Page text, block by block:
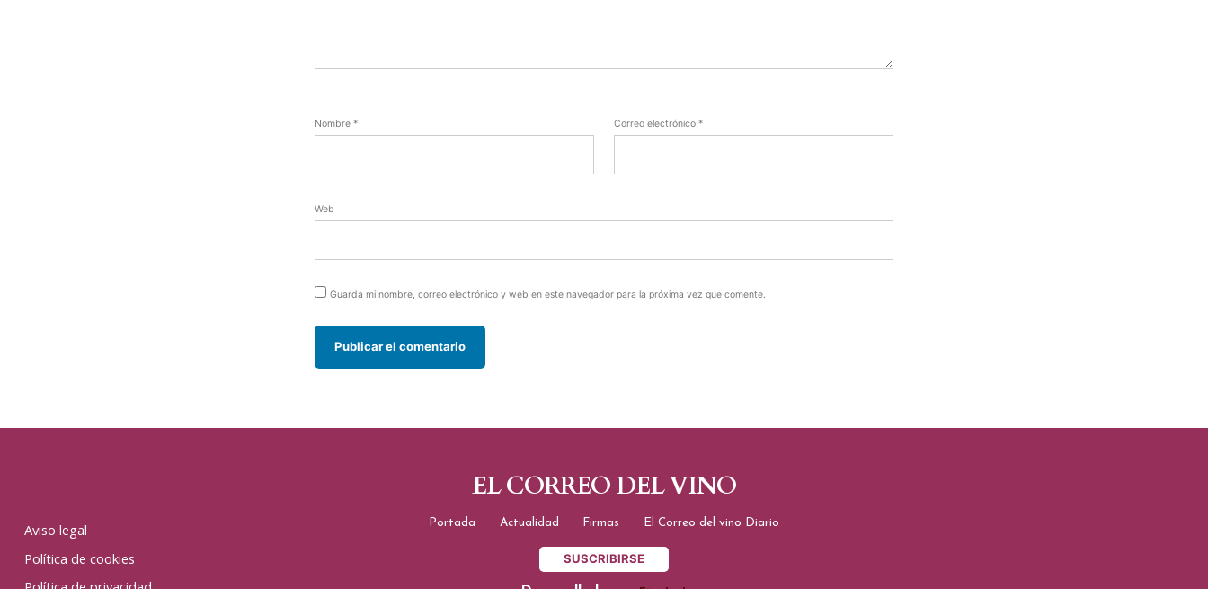
Nombre * Correo electrónico *
Web
Guarda mi nombre, correo electrónico y web en este navegador para la próxima vez que comente.
Aviso legal
Política de cookies
EL CORREO DEL VINO
Portada Actualidad Firmas El Correo del vino Diario
SUSCRIBIRSE